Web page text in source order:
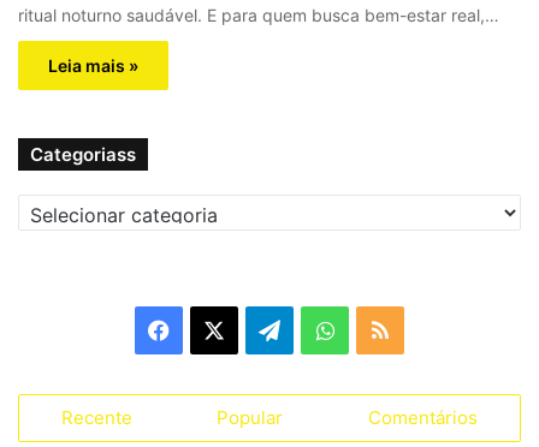
ritual noturno saudável. E para quem busca bem-estar real,…
Leia mais »
Categoriass
a
W
S
Recente Popular Comentários